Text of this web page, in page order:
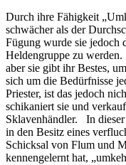
Durch ihre Fähigkeit
schwächer als der
Fügung wurde sie jedoch
Heldengruppe zu
aber sie gibt ihr Bestes,
sich um die Bedürfnisse
Priester, ist das jedoch
schikaniert sie und
Sklavenhändler. In
in den Besitz eines
Schicksal von Flum und
kennengelernt hat,